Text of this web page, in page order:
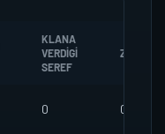
KLANA
VERDIGI
SEREF
ZOMBI
0 0